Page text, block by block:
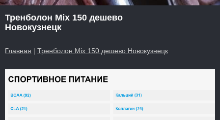
Тренболон Mix 150 дешево
Новокузнецк
Главная | Тренболон Mix 150 дешево Новокузнецк